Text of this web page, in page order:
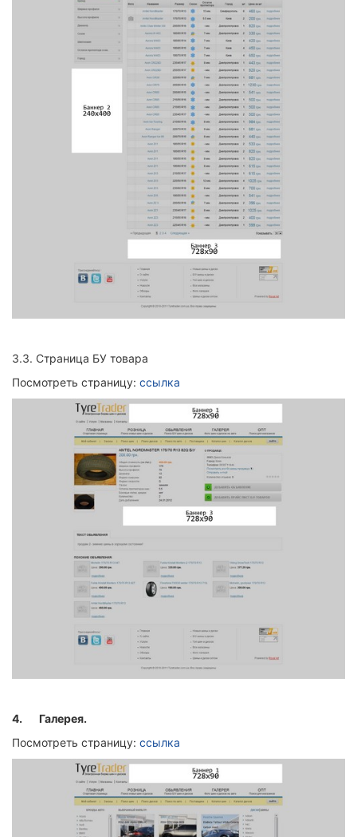
3.3. Страница БУ товара
Посмотреть страницу: ссылка
4. Галерея.
Посмотреть страницу: ссылка